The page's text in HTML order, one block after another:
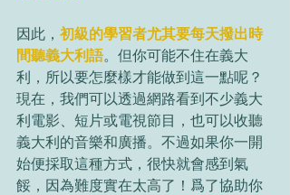
因此， 初級的學習者尤其要每天撥出時
間聽義大利語。但你可能不住在義大
利，所以要怎麼樣才能做到這一點呢？
現在，我們可以透過網路看到不少義大
利電影、短片或電視節目，也可以收聽
義大利的音樂和廣播。不過如果你一開
始便採取這種方式，很快就會感到氣
餒，因為難度實在太高了！爲了協助你